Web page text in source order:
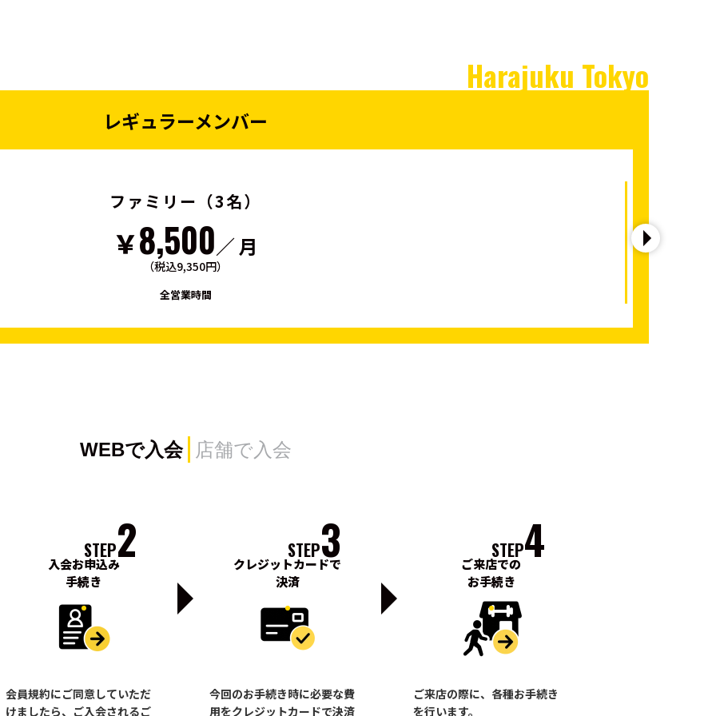
Harajuku Tokyo
レギュラーメンバー
ファミリー（3名）
￥8,500／ 月
（税込9,350円）
全営業時間
WEBで入会 店舗で入会
STEP2
入会お申込み
手続き
会員規約にご同意していただ
けましたら、ご入会されるご
STEP3
クレジットカードで
決済
今回のお手続き時に必要な費
用をクレジットカードで決済
STEP4
ご来店での
お手続き
ご来店の際に、各種お手続き
を行います。